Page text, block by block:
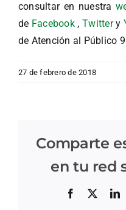
consultar en nuestra
de Facebook,Twittery
de Atención al Público
27 de febrero de 2018
Comparte
en tu red
Facebook